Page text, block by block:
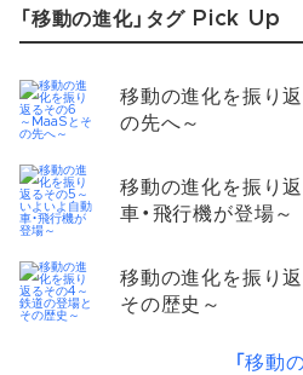
「移動の進化」タグ Pick Up
移動の進化を振り
の先へ～
移動の進化を振り
車・飛行機が登場～
移動の進化を振り
その歴史～
「移動